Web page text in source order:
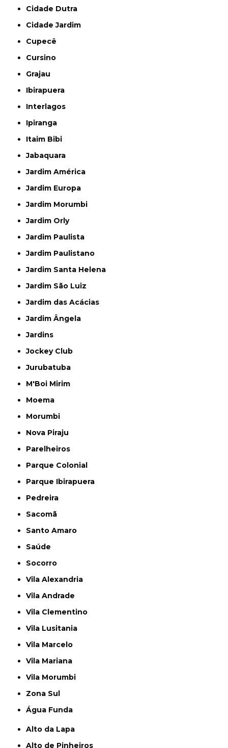
Cidade Dutra
Cidade Jardim
Cupecê
Cursino
Grajau
Ibirapuera
Interlagos
Ipiranga
Itaim Bibi
Jabaquara
Jardim América
Jardim Europa
Jardim Morumbi
Jardim Orly
Jardim Paulista
Jardim Paulistano
Jardim Santa Helena
Jardim São Luiz
Jardim das Acácias
Jardim Ângela
Jardins
Jockey Club
Jurubatuba
M'Boi Mirim
Moema
Morumbi
Nova Piraju
Parelheiros
Parque Colonial
Parque Ibirapuera
Pedreira
Sacomã
Santo Amaro
Saúde
Socorro
Vila Alexandria
Vila Andrade
Vila Clementino
Vila Lusitania
Vila Marcelo
Vila Mariana
Vila Morumbi
Zona Sul
Água Funda
Alto da Lapa
Alto de Pinheiros